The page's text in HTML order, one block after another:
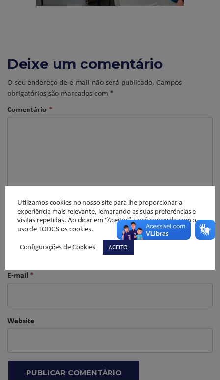
Deixe um comentário
O seu endereço de e-mail não será publicado. Campos
obrigatórios são marcados com *
Comentário *
Nome*
E-mail *
Website
Utilizamos cookies no nosso site para lhe proporcionar a
experiência mais relevante, lembrando as suas preferências e
visitas repetidas. Ao clicar em “Aceitar”, você concorda com o
uso de TODOS os cookies.
Configurações de Cookies
ACEITO